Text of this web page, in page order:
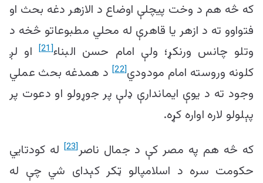
که څه هم د وخت پیچلې اوضاع د الازهر دغه بحث او
فتواوو ته د ازهر یا قاهرې له محلي مطبوعاتو څخه د
وتلو چانس ورنکړ؛ ولې امام حسن البناء[21]
او لږ
کلونه وروسته امام مودودي[22]
د همدغه بحث عملي
وجود ته د یوې ایماندارې ډلې پر جوړولو او دعوت پر
پېلولو لاره اواره کړه.
که څه هم په مصر کې د جمال ناصر[23]
له کودتایي
حکومت سره د اسلامپالو ټکر کېدای شي چې له